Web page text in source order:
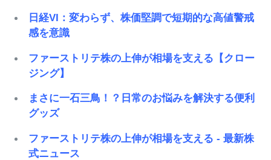
日経VI：変わらず、株価堅調で短期的な高値警戒
感を意識
ファーストリテ株の上伸が相場を支える【クロー
ジング】
まさに一石三鳥！？日常のお悩みを解決する便利
グッズ
ファーストリテ株の上伸が相場を支える - 最新株
式ニュース